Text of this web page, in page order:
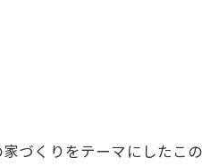
づくりをテーマにしたこ